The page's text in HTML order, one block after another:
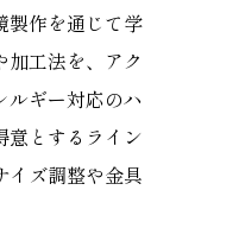
製作を通じて学
工法を、アク
ルギー対応のハ
意とするライン
イズ調整や金具